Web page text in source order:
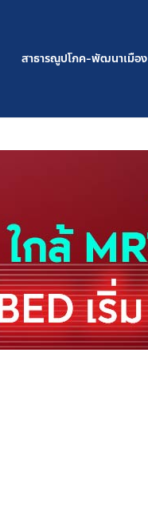
สาธารณูปโภค-พัฒนาเมือง